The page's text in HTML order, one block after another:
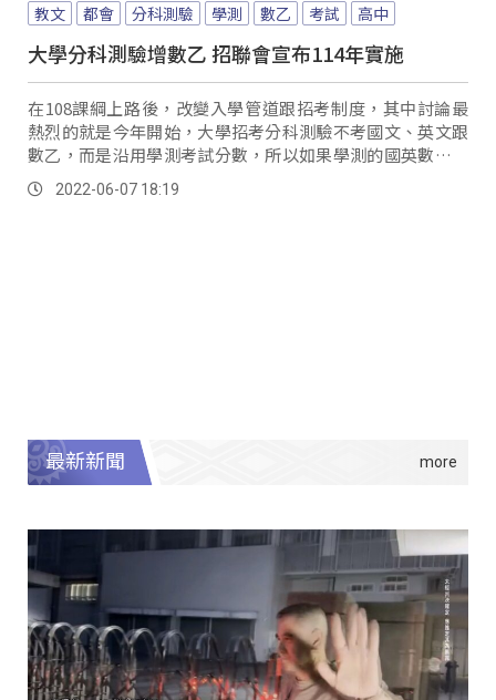
教文 都會 分科測驗 學測 數乙 考試 高中
大學分科測驗增數乙 招聯會宣布114年實施
在108課綱上路後，改變入學管道跟招考制度，其中討論最
熱烈的就是今年開始，大學招考分科測驗不考國文、英文跟
數乙，而是沿用學測考試分數，所以如果學測的國英數成績
考不好的話，恐怕難以再透過分科測驗翻身，而...。
2022-06-07 18:19
最新新聞